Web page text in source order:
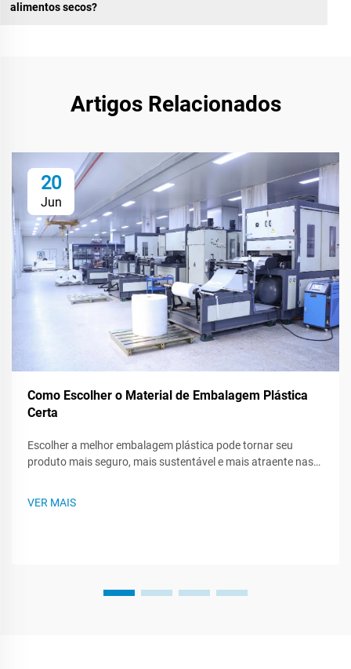
alimentos secos?
Artigos Relacionados
20
Jun
Como Escolher o Material de Embalagem Plástica
Certa
Escolher a melhor embalagem plástica pode tornar seu
produto mais seguro, mais sustentável e mais atraente nas
VER MAIS